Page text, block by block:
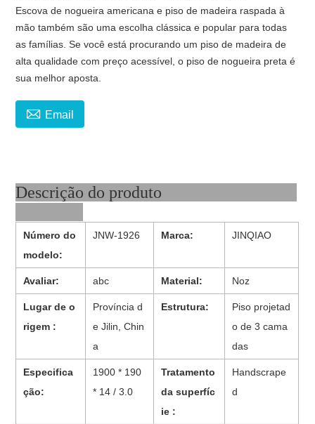
Escova de nogueira americana e piso de madeira raspada à
mão também são uma escolha clássica e popular para todas
as famílias. Se você está procurando um piso de madeira de
alta qualidade com preço acessível, o piso de nogueira preta é
sua melhor aposta.
 Email
Descrição do produto
Número do
modelo:
JNW-1926 Marca: JINQIAO
Avaliar: abc Material: Noz
Lugar de o
rigem :
Província d
e Jilin, Chin
a
Estrutura:
Piso projetad
o de 3 cama
das
Especifica
ção:
1900 * 190
* 14 / 3.0
Tratamento
da superfíc
ie :
Handscrape
d